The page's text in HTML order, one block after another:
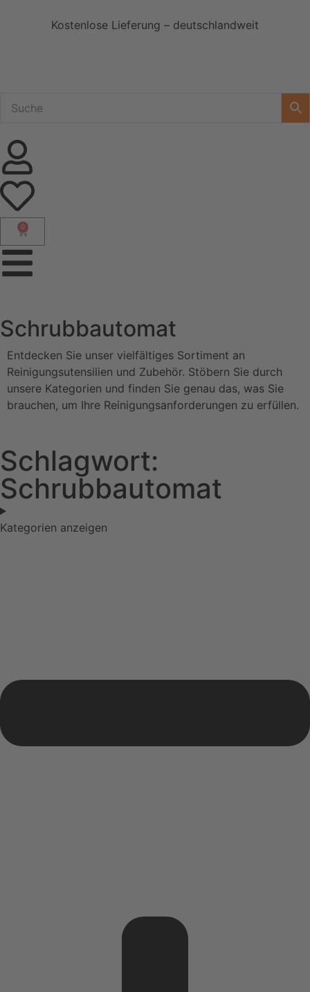
Kostenlose Lieferung – deutschlandweit
0
Schrubbautomat
Entdecken Sie unser vielfältiges Sortiment an
Reinigungsutensilien und Zubehör. Stöbern Sie durch
unsere Kategorien und finden Sie genau das, was Sie
brauchen, um Ihre Reinigungsanforderungen zu erfüllen.
Schlagwort:
Schrubbautomat
Kategorien anzeigen